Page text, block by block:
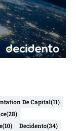
De Capital(11)
(28)
(10) Decidento(34)